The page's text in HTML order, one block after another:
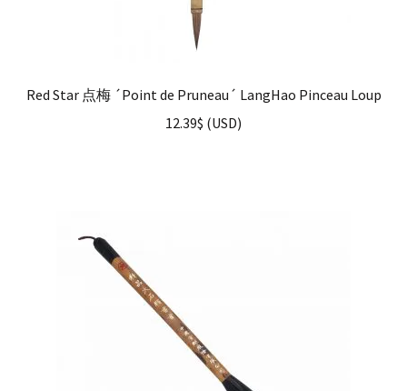
Red Star 点梅 ´Point de Pruneau´ LangHao Pinceau Loup
12.39$ (USD)